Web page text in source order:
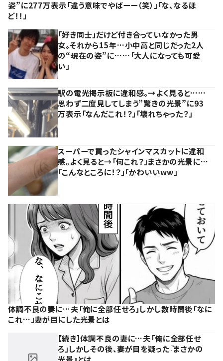
姿”に277万表示「違う意味でやばーー（笑）」「な、なるほ
ど！！」
「好き同士」だけど付き合っていなかった男
女。それから15年…小中高と同じだった2人
の“現在の姿”に……「大人になっても可愛
い」
駅の電光掲示板に違和感。→よく見ると……
思わず二度見してしまう”驚きの光景”に93
万表示「なんだこれ！？」「壊れちゃった？」
スーパーで買ったシャインマスカットに違和
感。よく見ると→「何これ？」まさかの光景に…
「こんなところに！？」「かわいいww」
体調不良の妻に…夫「俺に全部任せろ」しかし数時間後「なに
これ…」妻が目にした光景とは
【続き】体調不良の妻に…夫「俺に全部任せ
ろ」しかしその後、妻が目を疑った『まさかの